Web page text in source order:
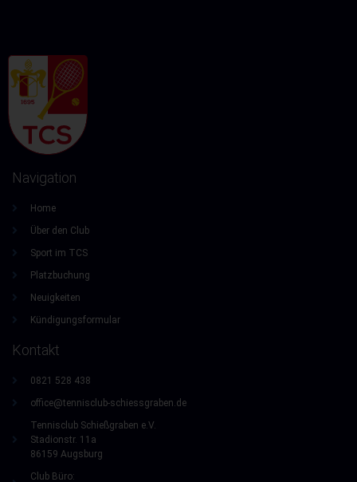
Navigation
Home
Über den Club
Sport im TCS
Platzbuchung
Neuigkeiten
Kündigungsformular
Kontakt
0821 528 438
office@tennisclub-schiessgraben.de
Tennisclub Schießgraben e.V.
Stadionstr. 11a
86159 Augsburg
Club Büro: